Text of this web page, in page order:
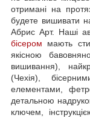
отримані на
будете вишивати
Абрис Арт. Наші
бісером мають
якісною
вишивання),
(Чехія),
елементами,
детальною
ключем,